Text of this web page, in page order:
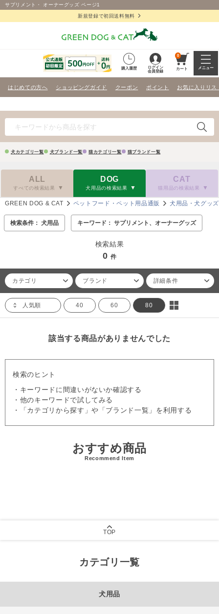
サプリメント・ オーナーグッズ ページ1
新規登録で初回送料無料
購入履歴
ログイン
会員登録
0
カート メニュー
はじめての方へ ショッピングガイド クーポン ポイント お気に入りリス
犬カテゴリ一覧 犬ブランド一覧 猫カテゴリ一覧 猫ブランド一覧
ALL
すべての検索結果
DOG
犬用品の検索結果
CAT
猫用品の検索結果
GREEN DOG & CAT ペットフード・ペット用品通販 犬用品・犬グッズ
検索条件： 犬用品 キーワード： サプリメント、オーナーグッズ
検索結果
0 件
カテゴリ ブランド 詳細条件
人気順 40 60 80
該当する商品がありませんでした
検索のヒント
・キーワードに間違いがないか確認する
・他のキーワードで試してみる
・「カテゴリから探す」や「ブランド一覧」を利用する
おすすめ商品
Recommend Item
TOP
カテゴリ一覧
犬用品